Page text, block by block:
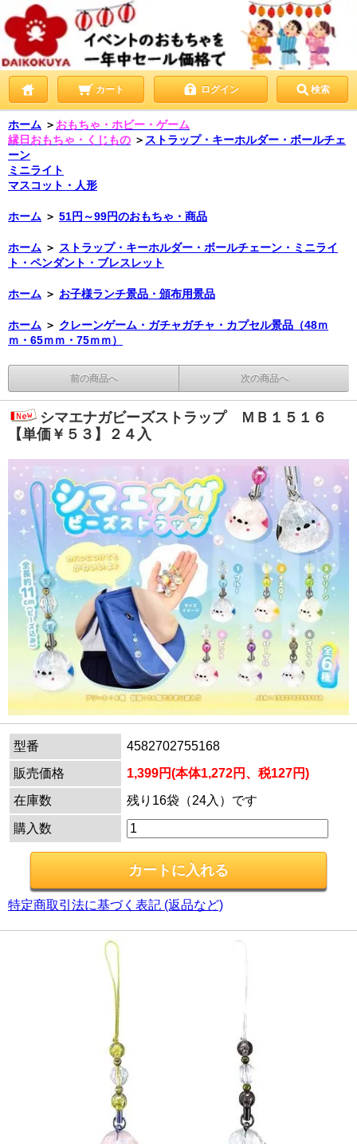
カート ログイン 検索
ホーム ＞ おもちゃ・ホビー・ゲーム
縁日おもちゃ・くじもの ＞ ストラップ・キーホルダー・ボールチェ
ーン
ミニライト
マスコット・人形
ホーム ＞ 51円～99円のおもちゃ・商品
ホーム ＞ ストラップ・キーホルダー・ボールチェーン・ミニライ
ト・ペンダント・ブレスレット
ホーム ＞ お子様ランチ景品・頒布用景品
ホーム ＞ クレーンゲーム・ガチャガチャ・カプセル景品（48ｍ
ｍ・65ｍｍ・75ｍｍ）
前の商品へ 次の商品へ
シマエナガビーズストラップ ＭＢ１５１６
【単価￥５３】２４入
型番
4582702755168
販売価格
1,399円(本体1,272円、税127円)
在庫数
残り16袋（24入）です
購入数
特定商取引法に基づく表記 (返品など)